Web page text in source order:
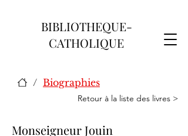
BIBLIOTHEQUE-
CATHOLIQUE
/ Biographies
Retour à la liste des livres >
Monseigneur Jouin